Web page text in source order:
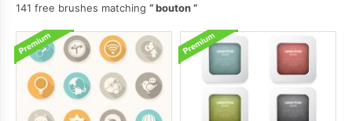
141 free brushes matching
bouton